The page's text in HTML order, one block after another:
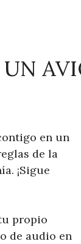
en un
de la
¡Sigue
propio
de audio en